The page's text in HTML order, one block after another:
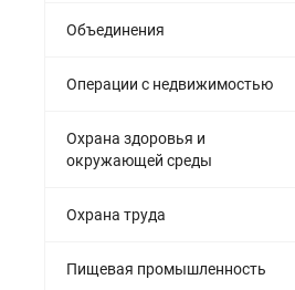
Объединения
Операции с недвижимостью
Охрана здоровья и
окружающей среды
Охрана труда
Пищевая промышленность